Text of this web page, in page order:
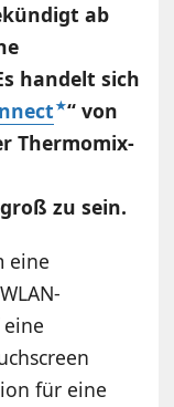
ab
handelt sich
“ von
Thermomix-
zu sein.
eine
für eine